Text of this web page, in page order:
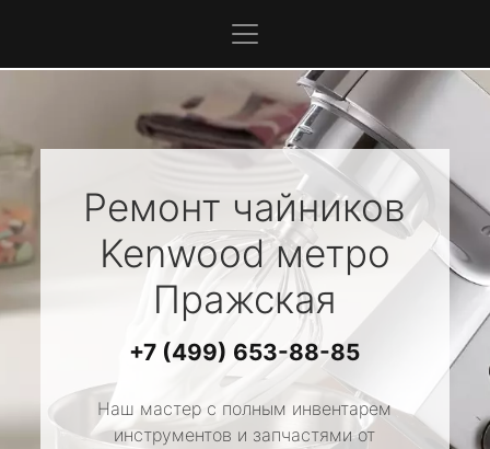
Ремонт чайников
Kenwoodметро
Пражская
+7 (499) 653-88-85
Наш мастер с полным инвентарем
инструментов и запчастями от